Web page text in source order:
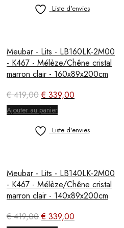
était :
€ 329,00.
est :
Liste d'envies
Meubar - Lits - LB160LK-2M00
- K467 - Mélèze/Chêne cristal
marron clair - 160x89x200cm
€419,00Le
prix
initial
était :
€ 419,00.
€ 339,00
est :
Ajouter au panier
Liste d'envies
Meubar - Lits - LB140LK-2M00
- K467 - Mélèze/Chêne cristal
marron clair - 140x89x200cm
€419,00Le
€ 339,00